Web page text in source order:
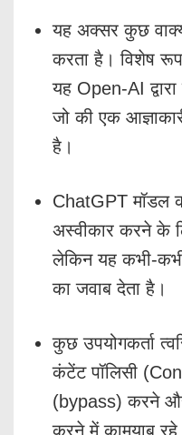
यह अक्सर कुछ
करता है। विशेष
यह Open-AI
जो की एक
है।
ChatGPT मॉडल
अस्वीकार करने के
लेकिन यह कभी-कभी
का जवाब देता है।
कुछ उपयोगकर्ता
कंटेंट पॉलिसी
(bypass) करने और
करने में कामयाब रहे